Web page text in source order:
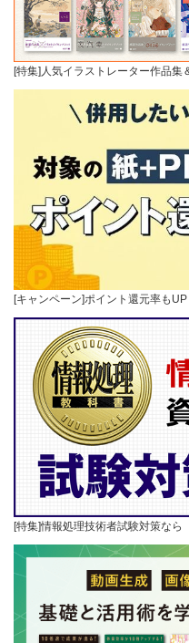
[特集]人気イラストレーター作品集
[キャンペーン]ポイント還元率も
[特集]情報処理技術者試験対策なら